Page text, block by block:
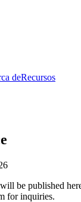
deRecursos
be published
for inquiries.